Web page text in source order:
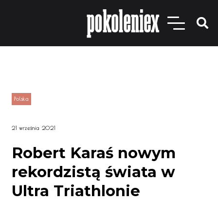
Polska
21 września 2021
Robert Karaś nowym
rekordzistą świata w
Ultra Triathlonie